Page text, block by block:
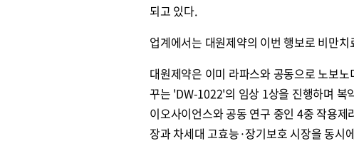
되고 있다.
업계에서는 대원제약의 이번 행보로 비만
대원제약은 이미 라파스와 공동으로 노보
꾸는 'DW-1022'의 임상 1상을 진행하며 복
이오사이언스와 공동 연구 중인 4중 작용
장과 차세대 고효능·장기보호 시장을 동시